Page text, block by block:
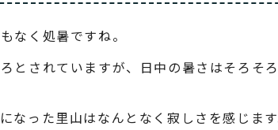
なく処暑ですね。
とされていますが、日中の暑さはそろそ
なった里山はなんとなく寂しさを感じます